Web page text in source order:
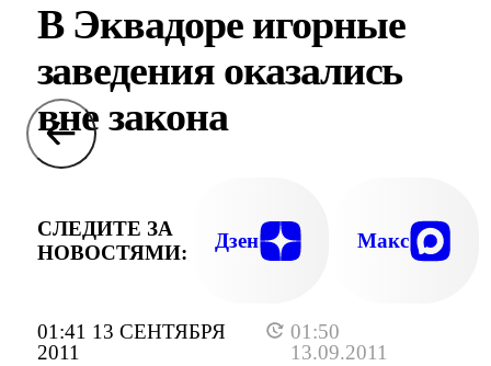
01:41 13 СЕНТЯБРЯ
2011
01:50
13.09.2011
В Эквадоре игорные
заведения оказались
вне закона
СЛЕДИТЕ ЗА
НОВОСТЯМИ:
Дзен Макс